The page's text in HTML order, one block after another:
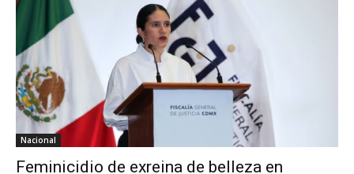
Nacional
Feminicidio de exreina de belleza en